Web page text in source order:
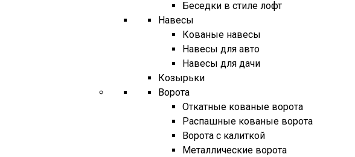
Беседки в стиле лофт
Навесы
Кованые навесы
Навесы для авто
Навесы для дачи
Козырьки
Ворота
Откатные кованые ворота
Распашные кованые ворота
Ворота с калиткой
Металлические ворота